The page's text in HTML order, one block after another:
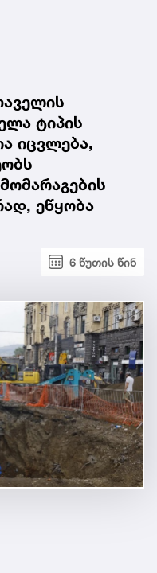
ტიპის
იცვლება,
ეწყობა
6 წუთის წინ